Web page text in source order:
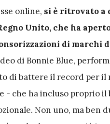
online, si è ritrovato a
Unito, che ha
di marchi
di Bonnie Blue,
di battere il record per il
- che ha incluso proprio il
Non uno, ma ben